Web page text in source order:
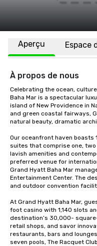
Aperçu Espace
À propos de nous
Celebrating the ocean,
Baha Mar is a spectacular
island of New Providence in
and green coastal fairways,
natural beauty, dramatic
Our oceanfront haven
suites that comprise one,
lavish amenities and
preferred venue for
Grand Hyatt Baha Mar
Entertainment Center. The
and outdoor convention
At Grand Hyatt Baha Mar,
foot casino with 1,140 slots
destination’s 30,000-
retail shops, and savor
restaurants, bars and
seven pools, The Racquet